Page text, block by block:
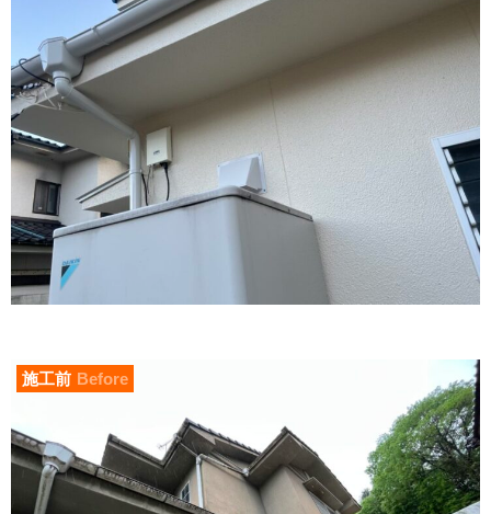
施工前 Before